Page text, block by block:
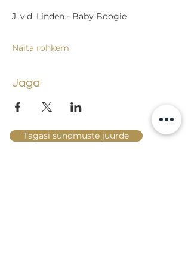
J. v.d. Linden - Baby Boogie
Näita rohkem
Jaga
Tagasi sündmuste juurde